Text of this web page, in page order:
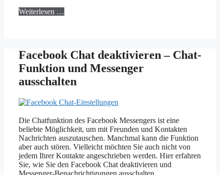
Weiterlesen …
Facebook Chat deaktivieren – Chat-
Funktion und Messenger
ausschalten
Die Chatfunktion des Facebook Messengers ist eine
beliebte Möglichkeit, um mit Freunden und Kontakten
Nachrichten auszutauschen. Manchmal kann die Funktion
aber auch stören. Vielleicht möchten Sie auch nicht von
jedem Ihrer Kontakte angeschrieben werden. Hier erfahren
Sie, wie Sie den Facebook Chat deaktivieren und